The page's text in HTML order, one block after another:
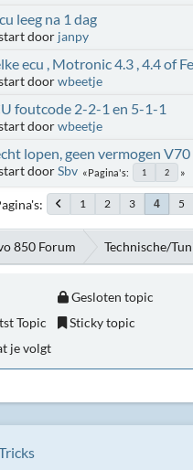
leeg na 1 dag
door janpy
ecu , Motronic 4.3 , 4.4 of
doorwbeetje
foutcode 2-2-1 en 5-1-1
doorwbeetje
lopen, geen vermogen
doorSbv Pagina's 1 2
1 2 3 4 5
850 Forum Technische/
Topic
Gesloten topic
Sticky topic
je volgt